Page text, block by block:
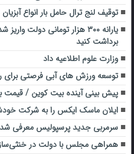
توقیف لنج ترال حامل بار انواع
برداشت کنید
وزارت علوم اطلاعیه داد
توسعه ورزش های آبی فرصتی برای
پیش بینی آینده بیت کوین / قیمت به ۴۸ هزار دلار می
ایلان ماسک ایکس را به شرکت
سرمربی جدید پرسپولیس معرفی شد
همراهی مجلس با دولت در